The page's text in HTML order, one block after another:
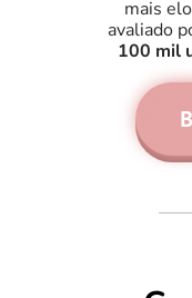
mais
avaliado
100 mil